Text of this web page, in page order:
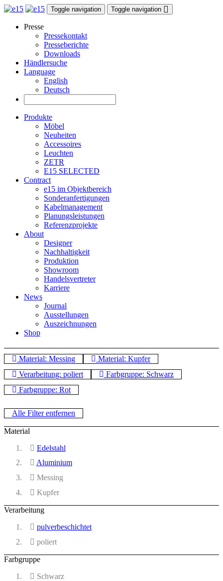
Toggle navigation Toggle navigation
Presse
Pressekontakt
Presseberichte
Downloads
Händlersuche
Language
English
Deutsch
Produkte
Möbel
Neuheiten
Accessoires
Leuchten
ZETR
E15 SELECTED
Contract
e15 im Objektbereich
Sonderanfertigungen
Kabelmanagement
Planungsleistungen
Referenzprojekte
About
Designer
Nachhaltigkeit
Produktion
Showroom
Handelsvertreter
Karriere
News
Journal
Ausstellungen
Auszeichnungen
Shop
Material: Messing
Material: Kupfer
Verarbeitung: poliert
Farbgruppe: Schwarz
Farbgruppe: Rot
Alle Filter entfernen
Material
Edelstahl
Aluminium
Messing
Kupfer
Verarbeitung
pulverbeschichtet
poliert
Farbgruppe
Schwarz